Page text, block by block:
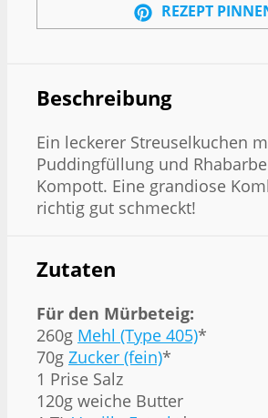
REZEPT
Beschreibung
Ein leckerer Streuselkuchen
Puddingfüllung und
Kompott. Eine grandiose
richtig gut schmeckt!
Zutaten
Für den Mürbeteig:
260g Mehl (Type 405)*
70g Zucker (fein)*
1 Prise Salz
120g weiche Butter